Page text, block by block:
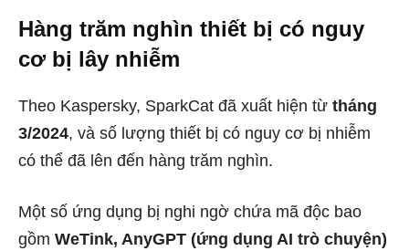
Hàng trăm nghìn thiết bị có nguy
cơ bị lây nhiễm
Theo Kaspersky, SparkCat đã xuất hiện từ tháng
3/2024, và số lượng thiết bị có nguy cơ bị nhiễm
có thể đã lên đến hàng trăm nghìn.
Một số ứng dụng bị nghi ngờ chứa mã độc bao
gồm WeTink, AnyGPT (ứng dụng AI trò chuyện)